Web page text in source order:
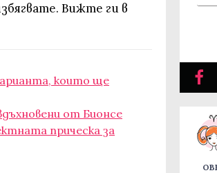
Вижте ги в
които ще
от Бионсе
прическа за